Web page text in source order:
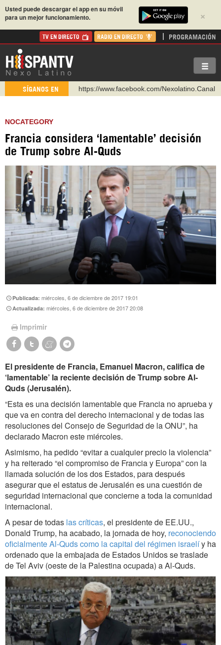
×
Usted puede descargar el app en su móvil
para un mejor funcionamiento.
TV EN DIRECTO RADIO EN DIRECTO PROGRAMACIÓN
SÍGANOS EN
https://www.facebook.com/Nexolatino.Canal
https://t.me/hispantvcanal
https://urmedium.com/c/hispantv
Instagram como: hispan_tv
NOCATEGORY
Francia considera ‘lamentable’ decisión
de Trump sobre Al-Quds
Publicada:miércoles, 6 de diciembre de 2017 19:01
Actualizada:miércoles, 6 de diciembre de 2017 20:08
Imprimir
El presidente de Francia, Emanuel Macron, califica de
‘lamentable’ la reciente decisión de Trump sobre Al-
Quds (Jerusalén).
“Esta es una decisión lamentable que Francia no aprueba y
que va en contra del derecho internacional y de todas las
resoluciones del Consejo de Seguridad de la ONU”, ha
declarado Macron este miércoles.
Asimismo, ha pedido “evitar a cualquier precio la violencia”
y ha reiterado “el compromiso de Francia y Europa” con la
llamada solución de los dos Estados, para después
asegurar que el estatus de Jerusalén es una cuestión de
seguridad internacional que concierne a toda la comunidad
internacional.
A pesar de todas las críticas, el presidente de EE.UU.,
Donald Trump, ha acabado, la jornada de hoy, reconociendo
oficialmente Al-Quds como la capital del régimen israelíy ha
ordenado que la embajada de Estados Unidos se traslade
de Tel Aviv (oeste de la Palestina ocupada) a Al-Quds.